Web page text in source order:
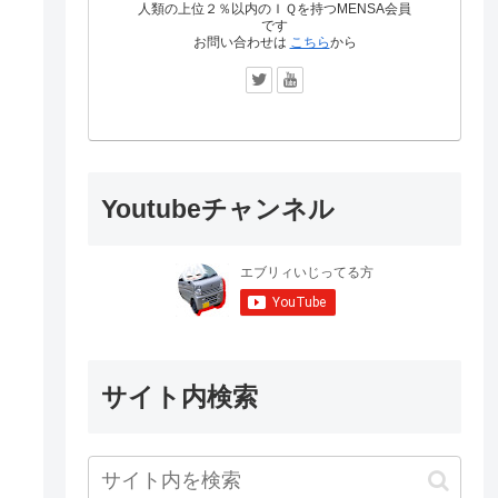
人類の上位２％以内のＩＱを持つMENSA会員
です
お問い合わせは こちらから
Youtubeチャンネル
サイト内検索